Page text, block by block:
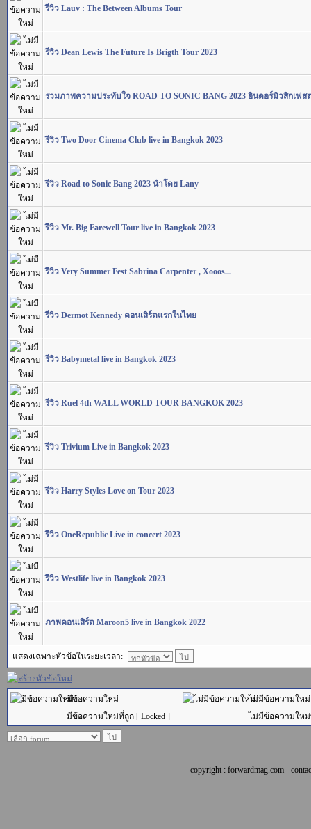
รีวิว Lauv : The Between Albums Tour
รีวิว Dean Lewis The Future Is Brigth Tour 2023
รวมภาพความประทับใจ ROAD TO SONIC BANG 2023 อินดอร์มิวสิกเฟส
รีวิว Two Door Cinema Club live in Bangkok 2023
รีวิว Road to Sonic Bang 2023 นำโดย Lany
รีวิว Mr. Big Farewell Tour live in Bangkok 2023
รีวิว Very Summer Fest Sabrina Carpenter , Xooos...
รีวิว Dermot Kennedy คอนเสิร์ตแรกในไทย
รีวิว Babymetal live in Bangkok 2023
รีวิว Ruel 4th WALL WORLD TOUR BANGKOK 2023
รีวิว Trivium Live in Bangkok 2023
รีวิว Harry Styles Love on Tour 2023
รีวิว OneRepublic Live in concert 2023
รีวิว Westlife live in Bangkok 2023
ภาพคอนเสิร์ต Maroon5 live in Bangkok 2022
แสดงเฉพาะหัวข้อในระยะเวลา:
มีข้อความใหม่
ไม่มีข้อความใหม่
มีข้อความใหม่ที่ถูก [ Locked ]
ไม่มีข้อความใหม่
copyright : forwardmag.com -